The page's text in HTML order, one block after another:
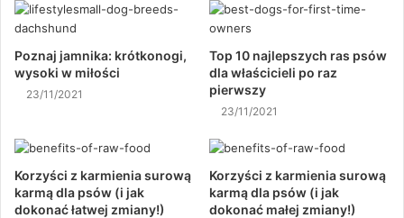
Poznaj jamnika: krótkonogi,
wysoki w miłości
23/11/2021
Top 10 najlepszych ras psów
dla właścicieli po raz
pierwszy
23/11/2021
Korzyści z karmienia surową
karmą dla psów (i jak
dokonać łatwej zmiany!)
Korzyści z karmienia surową
karmą dla psów (i jak
dokonać małej zmiany!)